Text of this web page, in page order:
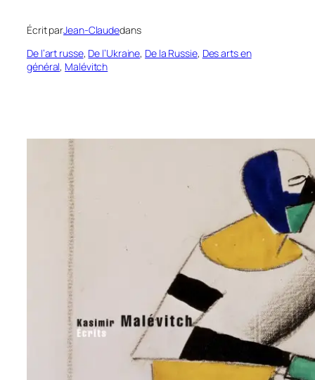
Écrit parJean-Claudedans
De l’art russe, De l’Ukraine, De la Russie, Des arts en
général, Malévitch